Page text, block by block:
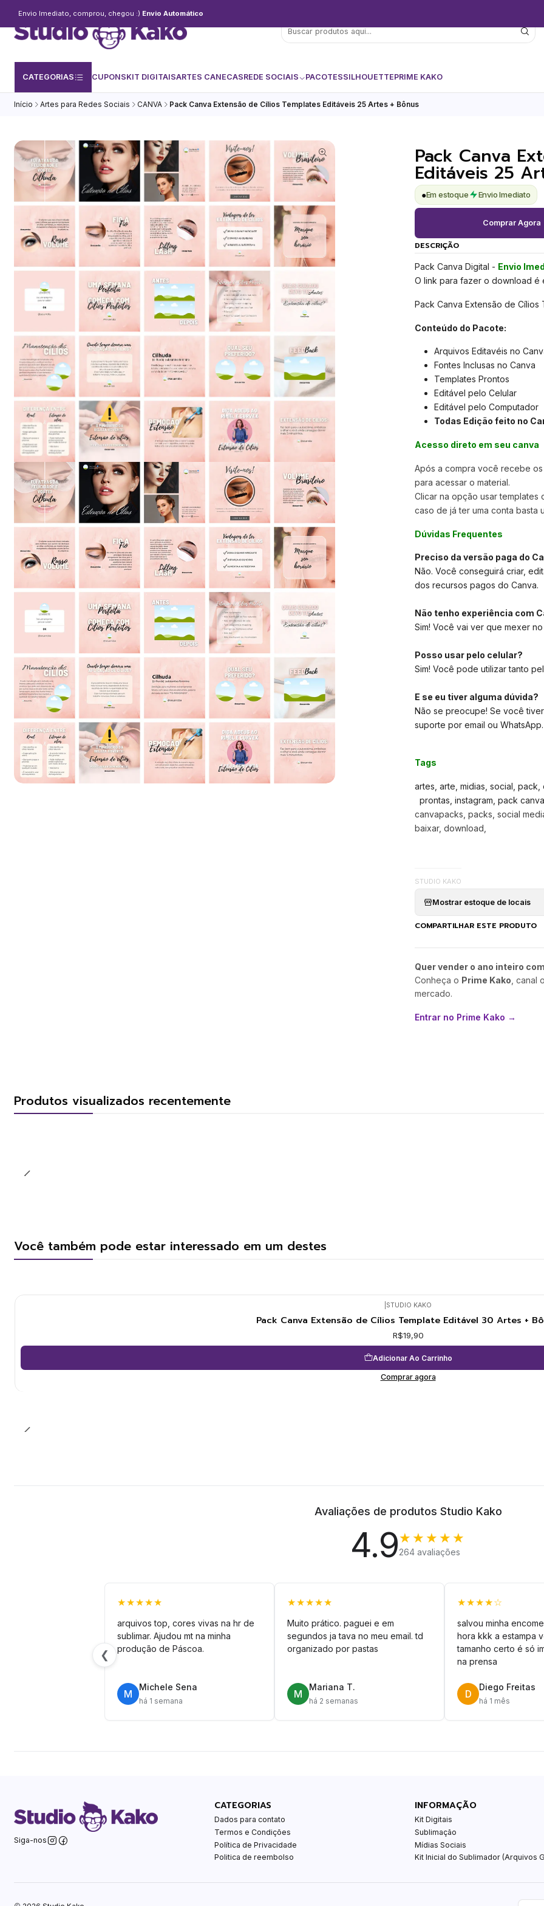
CATEGORIAS CUPONSKIT DIGITAISARTES CANECASREDE SOCIAIS PACOTESSILHOUETTEPRIME KAKO
Envio Imediato, comprou, chegou :) Envio Automático
Início Artes para Redes Sociais CANVA Pack Canva Extensão de Cílios Templates Editáveis 25 Artes + Bônus
Pack Canva
Editáveis 25
●Em estoque Envio Imediato
Comprar Agora
DESCRIÇÃO
Pack Canva Digital - Envio
O link para fazer o download é
Pack Canva Extensão de Cílios
Conteúdo do Pacote:
Arquivos Editavéis no
Fontes Inclusas no Canva
Templates Prontos
Editável pelo Celular
Editável pelo Computador
Todas Edição feito no
Acesso direto em seu canva
Após a compra você recebe
para acessar o material.
Clicar na opção usar templates
caso de já ter uma conta basta
Dúvidas Frequentes
Preciso da versão paga do
Não. Você conseguirá criar,
dos recursos pagos do Canva.
Não tenho experiência com
Sim! Você vai ver que mexer
Posso usar pelo celular?
Sim! Você pode utilizar tanto
E se eu tiver alguma dúvida?
Não se preocupe! Se você
suporte por email ou WhatsApp.
Tags
artes, arte, midias, social,
prontas, instagram, pack
canvapacks, packs, social
baixar, download,
STUDIO KAKO
Mostrar estoque de locais
COMPARTILHAR ESTE PRODUTO
Quer vender o ano inteiro
Conheça o Prime Kako ,
mercado.
Entrar no Prime Kako →
Produtos visualizados recentemente
Você também pode estar interessado em um destes
STUDIO KAKO
Pack Canva Extensão de Cílios Template Editável 30 Artes +
R$19,90
Adicionar Ao Carrinho
Comprar agora
Avaliações de produtos Studio Kako
4.9★★★★★
264 avaliações
❮
★★★★★
arquivos top, cores vivas na hr de
sublimar. Ajudou mt na minha
produção de Páscoa.
M
Michele Sena
há 1 semana
★★★★★
Muito prático. paguei e em
segundos ja tava no meu email. td
organizado por pastas
M
Mariana T.
há 2 semanas
★★★★☆
salvou minha
hora kkk a estampa
tamanho certo é só
na prensa
D
Diego Freitas
há 1 mês
Siga-nos
CATEGORIAS
Dados para contato
Termos e Condições
Política de Privacidade
Politica de reembolso
INFORMAÇÃO
Kit Digitais
Sublimação
Mídias Sociais
Kit Inicial do Sublimador (Arquivos